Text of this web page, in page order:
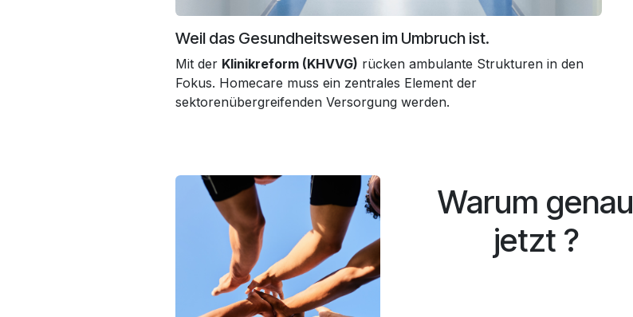
Warum genau
jetzt ?
Weil das Gesundheitswesen im Umbruch ist.
Mit der Klinikreform (KHVVG) rücken ambulante Strukturen in den
Fokus. Homecare muss ein zentrales Element der
sektorenübergreifenden Versorgung werden.